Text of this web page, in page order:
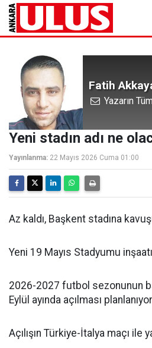
Fatih
Yazarın
Yeni stadın adı ne
Yayınlanma: 22 Mayıs 2026 Cuma 01:00
Az kaldı, Başkent stadına
Yeni 19 Mayıs Stadyumu
2026-2027 futbol sezonunun
Eylül ayında açılması
Açılışın Türkiye-İtalya maçı ile